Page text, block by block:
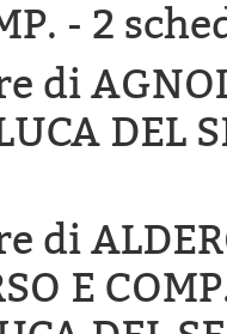
- 2
di
DEL
di
E